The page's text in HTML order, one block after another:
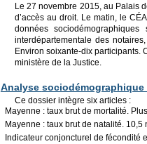
Le 27 novembre 2015, au Palais
d’accès au droit. Le matin, le
données
interdépartementale des
Environ soixante-dix participants.
ministère de la Justice.
Analyse sociodémographique
Ce dossier intègre six articles :
Mayenne : taux brut de mortalité.
Mayenne : taux brut de natalité.
Indicateur conjoncturel de fécondité